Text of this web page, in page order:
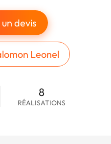
devis
Leonel
8
RÉALISATIONS